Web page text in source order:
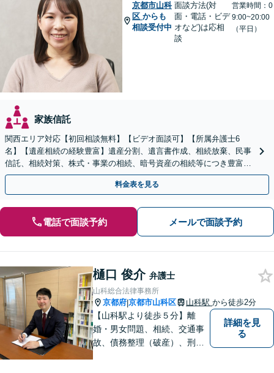
京都市山科
区 からも
相談受付中
面談方法(対
面・電話・ビデ
オなど)は応相
談
営業時間：0
9:00~20:00
（平日）
家族信託
関西エリア対応【初回相談無料】【ビデオ面談可】【所属弁護士6
名】【遺産相続の経験豊富】遺産分割、遺言書作成、相続放棄、民事
信託、相続対策、株式・事業の相続、暗号資産の相続等につき豊富な
対応実績。【バリアフリー】【完全個室対応】
料金表を見る
電話で面談予約 メールで面談予約
樋口 俊介 弁護士
山科総合法律事務所
京都府|京都市山科区 山科駅 から徒歩2分
【山科駅より徒歩５分】離
婚・男女問題、相続、交通事
故、債務整理（破産）、刑事
詳細を見
る